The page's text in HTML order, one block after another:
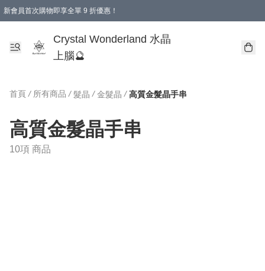
新會員首次購物即享全單 9 折優惠！
Crystal Wonderland 水晶
上腦🔮
首頁 / 所有商品 / 髮晶 / 金髮晶 / 高質金髮晶手串
高質金髮晶手串
10項 商品